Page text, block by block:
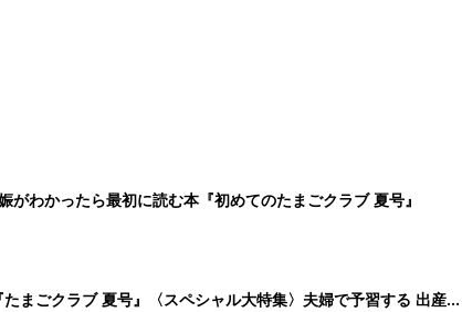
がわかったら最初に読む本『初めてのたまごクラブ 夏号』
たまごクラブ 夏号』〈スペシャル大特集〉夫婦で予習する 出産